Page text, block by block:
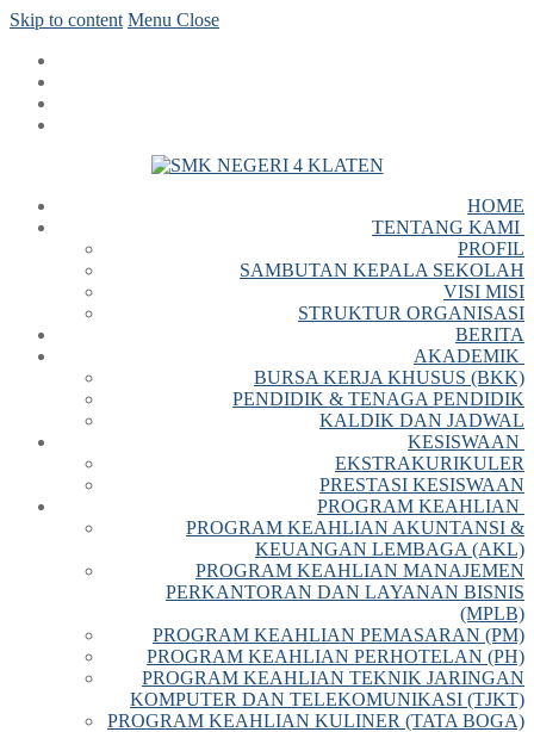
Skip to content Menu Close
HOME
TENTANG KAMI
PROFIL
SAMBUTAN KEPALA SEKOLAH
VISI MISI
STRUKTUR ORGANISASI
BERITA
AKADEMIK
BURSA KERJA KHUSUS (BKK)
PENDIDIK & TENAGA PENDIDIK
KALDIK DAN JADWAL
KESISWAAN
EKSTRAKURIKULER
PRESTASI KESISWAAN
PROGRAM KEAHLIAN
PROGRAM KEAHLIAN AKUNTANSI &
KEUANGAN LEMBAGA (AKL)
PROGRAM KEAHLIAN MANAJEMEN
PERKANTORAN DAN LAYANAN BISNIS
(MPLB)
PROGRAM KEAHLIAN PEMASARAN (PM)
PROGRAM KEAHLIAN PERHOTELAN (PH)
PROGRAM KEAHLIAN TEKNIK JARINGAN
KOMPUTER DAN TELEKOMUNIKASI (TJKT)
PROGRAM KEAHLIAN KULINER (TATA BOGA)